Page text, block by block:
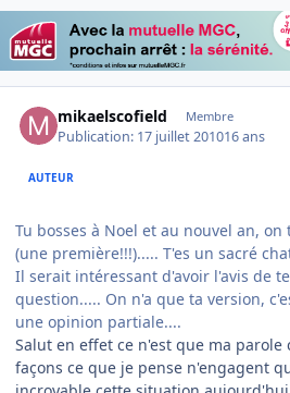
mikaelscofield Membre
Publication: 17 juillet 201016 ans
AUTEUR
Tu bosses à Noel et au nouvel an,
(une première!!!)..... T'es un sacré
Il serait intéressant d'avoir l'avis de
question..... On n'a que ta version,
une opinion partiale....
Salut en effet ce n'est que ma parole
façons ce que je pense n'engagent